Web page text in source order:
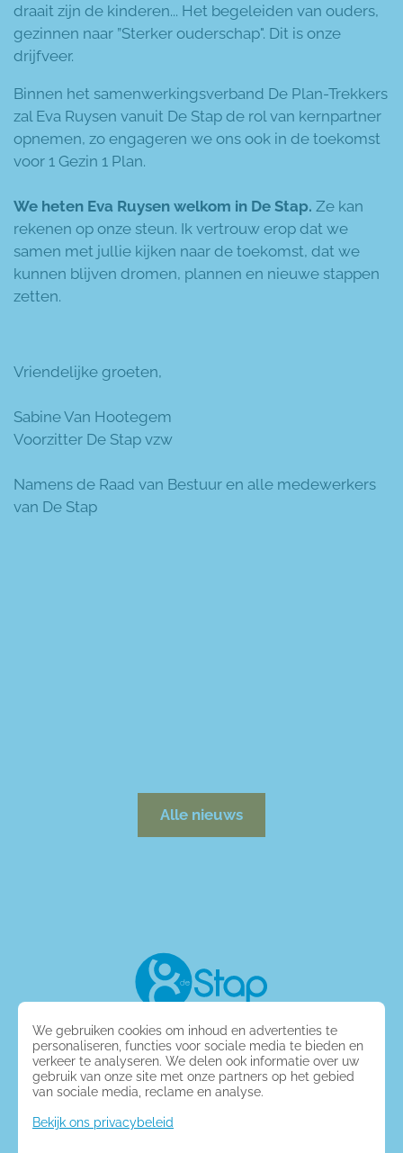
draait zijn de kinderen... Het begeleiden van ouders,
gezinnen naar ”Sterker ouderschap". Dit is onze
drijfveer.
Binnen het samenwerkingsverband De Plan-Trekkers
zal Eva Ruysen vanuit De Stap de rol van kernpartner
opnemen, zo engageren we ons ook in de toekomst
voor 1 Gezin 1 Plan.
We heten Eva Ruysen welkom in De Stap. Ze kan
rekenen op onze steun. Ik vertrouw erop dat we
samen met jullie kijken naar de toekomst, dat we
kunnen blijven dromen, plannen en nieuwe stappen
zetten.
Vriendelijke groeten,
Sabine Van Hootegem
Voorzitter De Stap vzw
Namens de Raad van Bestuur en alle medewerkers
van De Stap
Alle nieuws
We gebruiken cookies om inhoud en advertenties te
personaliseren, functies voor sociale media te bieden en
verkeer te analyseren. We delen ook informatie over uw
gebruik van onze site met onze partners op het gebied
van sociale media, reclame en analyse.
Bekijk ons privacybeleid
Centrum voorKinderzorg enGezinsondersteuning
Zevenbonderstraat 78, 3600 Genk
Tel.: 089 65 70 10